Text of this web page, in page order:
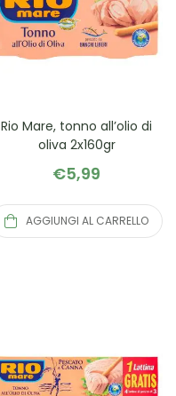
Rio Mare, tonno all’olio di
oliva 2x160gr
€5,99
AGGIUNGI AL CARRELLO